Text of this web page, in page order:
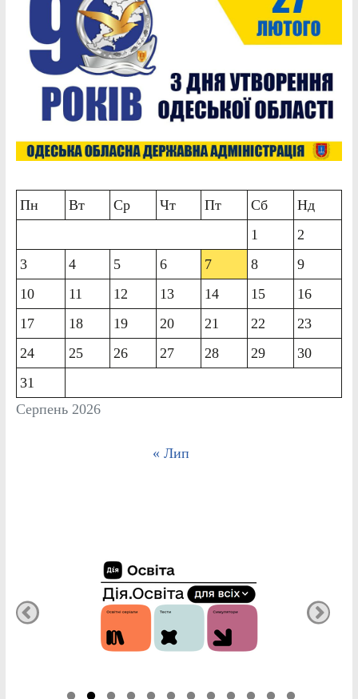
Серпень 2026
Пн Вт Ср Чт Пт Сб
Нд
1
2
3
4 5 6 7 8
9
10
11 12 13 14 15
16
17
18 19 20 21 22
23
24
25 26 27 28 29
30
31
« Лип